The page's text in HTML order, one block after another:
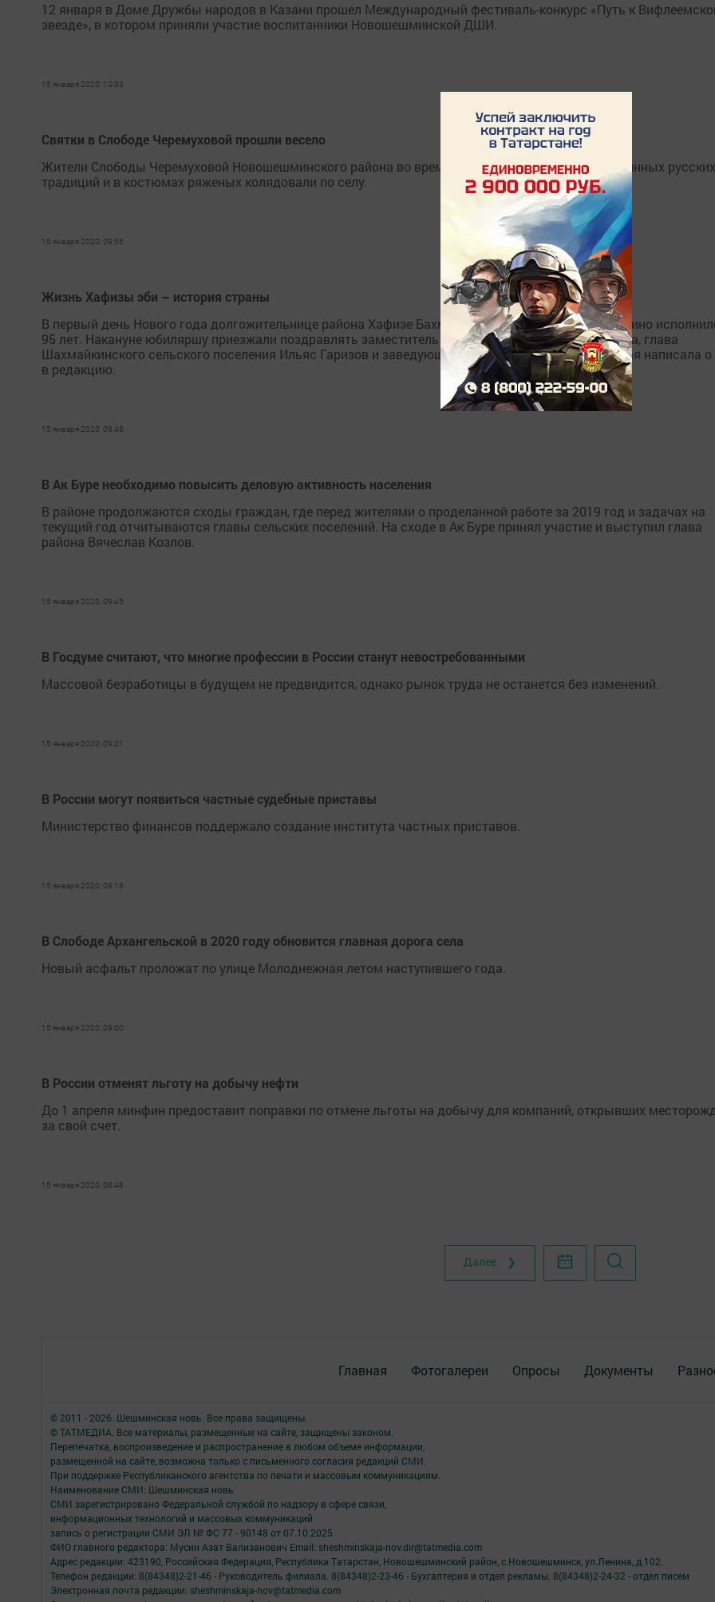
12 января в Доме Дружбы народов в Казани прошел Международный фестиваль-конкурс «Путь к
звезде», в котором приняли участие воспитанники Новошешминской ДШИ.
15 января 2020, 10:33
Святки в Слободе Черемуховой прошли весело
Жители Слободы Черемуховой Новошешминского района во время святок не отступили от старинных русских
традиций и в костюмах ряженых колядовали по селу.
15 января 2020, 09:56
Жизнь Хафизы эби – история страны
В первый день Нового года долгожительнице района Хафизе Бахмановне Манигиной из Чертушкино
95 лет. Накануне юбиляршу приезжали поздравлять заместитель главы района Надежда Попкова, глава
Шахмайкинского сельского поселения Ильяс Гаризов и заведующая СДК Рамзия Мусина, которая написала о
в редакцию.
15 января 2020, 09:46
В Ак Буре необходимо повысить деловую активность населения
В районе продолжаются сходы граждан, где перед жителями о проделанной работе за 2019 год и задачах на
текущий год отчитываются главы сельских поселений. На сходе в Ак Буре принял участие и выступил глава
района Вячеслав Козлов.
15 января 2020, 09:45
В Госдуме считают, что многие профессии в России станут невостребованными
Массовой безработицы в будущем не предвидится, однако рынок труда не останется без изменений.
15 января 2020, 09:21
В России могут появиться частные судебные приставы
Министерство финансов поддержало создание института частных приставов.
15 января 2020, 09:18
В Слободе Архангельской в 2020 году обновится главная дорога села
Новый асфальт проложат по улице Молоднежная летом наступившего года.
15 января 2020, 09:00
В России отменят льготу на добычу нефти
До 1 апреля минфин предоставит поправки по отмене льготы на добычу для компаний, открывших
за свой счет.
15 января 2020, 08:48
Далее ❯
Главная Фотогалереи Опросы Документы
© 2011 - 2026. Шешминская новь. Все права защищены.
© ТАТМЕДИА. Все материалы, размещенные на сайте, защищены законом.
Перепечатка, воспроизведение и распространение в любом объеме информации,
размещенной на сайте, возможна только с письменного согласия редакций СМИ.
При поддержке Республиканского агентства по печати и массовым коммуникациям.
Наименование СМИ: Шешминская новь
СМИ зарегистрировано Федеральной службой по надзору в сфере связи,
информационных технологий и массовых коммуникаций
запись о регистрации СМИ ЭЛ № ФС 77 - 90148 от 07.10.2025
ФИО главного редактора: Мусин Азат Вализанович Email: sheshminskaja-nov.dir@tatmedia.com
Адрес редакции: 423190, Российская Федерация, Республика Татарстан, Новошешминский район, с.Новошешминск, ул.Ленина, д.102.
Телефон редакции: 8(84348)2-21-46 - Руководитель филиала. 8(84348)2-23-46 - Бухгалтерия и отдел рекламы. 8(84348)2-24-32 - отдел писем
Электронная почта редакции: sheshminskaja-nov@tatmedia.com